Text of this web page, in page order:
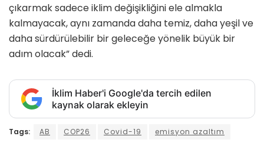
çıkarmak sadece iklim değişikliğini ele almakla
kalmayacak, aynı zamanda daha temiz, daha yeşil ve
daha sürdürülebilir bir geleceğe yönelik büyük bir
adım olacak” dedi.
İklim Haber'i Google'da tercih edilen
kaynak olarak ekleyin
Tags: AB COP26 Covid-19 emisyon azaltım